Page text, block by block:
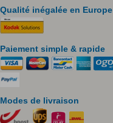
Qualité inégalée en Europe
Paiement simple & rapide
Modes de livraison